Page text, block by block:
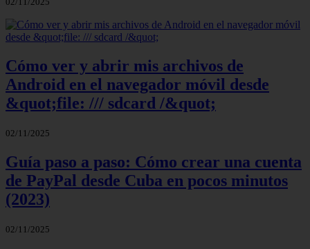
Cómo ver y abrir mis archivos de
Android en el navegador móvil desde
&quot;file: /// sdcard /&quot;
02/11/2025
Guía paso a paso: Cómo crear una cuenta
de PayPal desde Cuba en pocos minutos
(2023)
02/11/2025